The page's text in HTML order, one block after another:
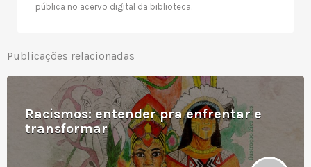
pública no acervo digital da biblioteca.
Publicações relacionadas
Racismos: entender pra enfrentar e
transformar